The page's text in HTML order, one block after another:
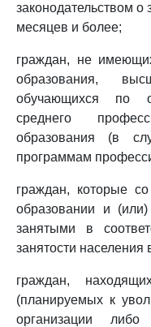
законодательством о
месяцев и более;
граждан, не
образования,
обучающихся по
среднего
образования (в
программам
граждан, которые
образовании и
занятыми в
занятости населения
граждан,
(планируемых к
организации либо